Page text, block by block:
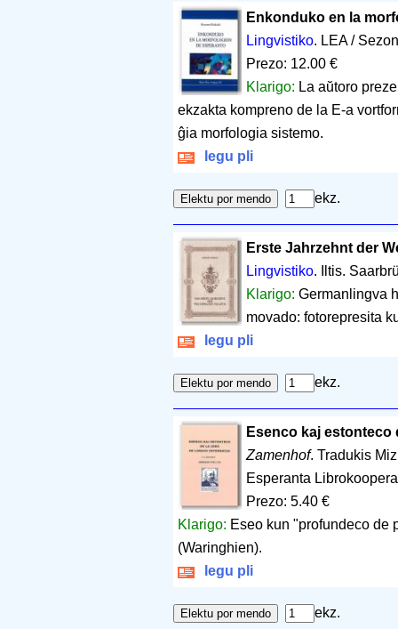
Enkonduko en la
Lingvistiko. LEA /
Prezo: 12.00 €
Klarigo: La aŭtoro
ekzakta kompreno de la E-a
ĝia morfologia sistemo.
legu pli
ekz.
Erste Jahrzehnt der
Lingvistiko. Iltis.
Klarigo: Germanlingva
movado: fotorepresita
legu pli
ekz.
Esenco kaj estonteco
Zamenhof. Tradukis
Esperanta
Prezo: 5.40 €
Klarigo: Eseo kun "profundeco de
(Waringhien).
legu pli
ekz.